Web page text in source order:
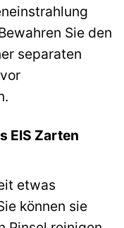
Sie den
separaten
EIS Zarten
etwas
können sie